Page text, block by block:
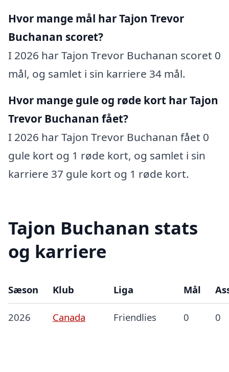
Hvor mange mål har Tajon Trevor
Buchanan scoret?
I 2026 har Tajon Trevor Buchanan scoret 0
mål, og samlet i sin karriere 34 mål.
Hvor mange gule og røde kort har Tajon
Trevor Buchanan fået?
I 2026 har Tajon Trevor Buchanan fået 0
gule kort og 1 røde kort, og samlet i sin
karriere 37 gule kort og 1 røde kort.
Tajon Buchanan stats
og karriere
Sæson Klub Liga Mål
2026 Canada Friendlies 0 0